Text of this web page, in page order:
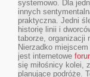
systemowo. Dla
innych
praktyczna. Jedni
historię linii i
taborze, organizacji
Nierzadko
jest internetowe
się miłośnicy kolei,
planujące podróże.